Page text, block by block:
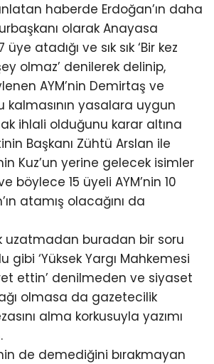
haberde Erdoğan’ın daha
olarak Anayasa
atadığı ve sık sık ‘Bir kez
olmaz’ denilerek delinip,
AYM’nin Demirtaş ve
kalmasının yasalara uygun
ihlali olduğunu karar altına
Başkanı Zühtü Arslan ile
Kuz’un yerine gelecek isimler
böylece 15 üyeli AYM’nin 10
atamış olacağını da
uzatmadan buradan bir soru
gibi ‘Yüksek Yargı Mahkemesi
ettin’ denilmeden ve siyaset
olmasa da gazetecilik
alma korkusuyla yazımı
de demediğini bırakmayan